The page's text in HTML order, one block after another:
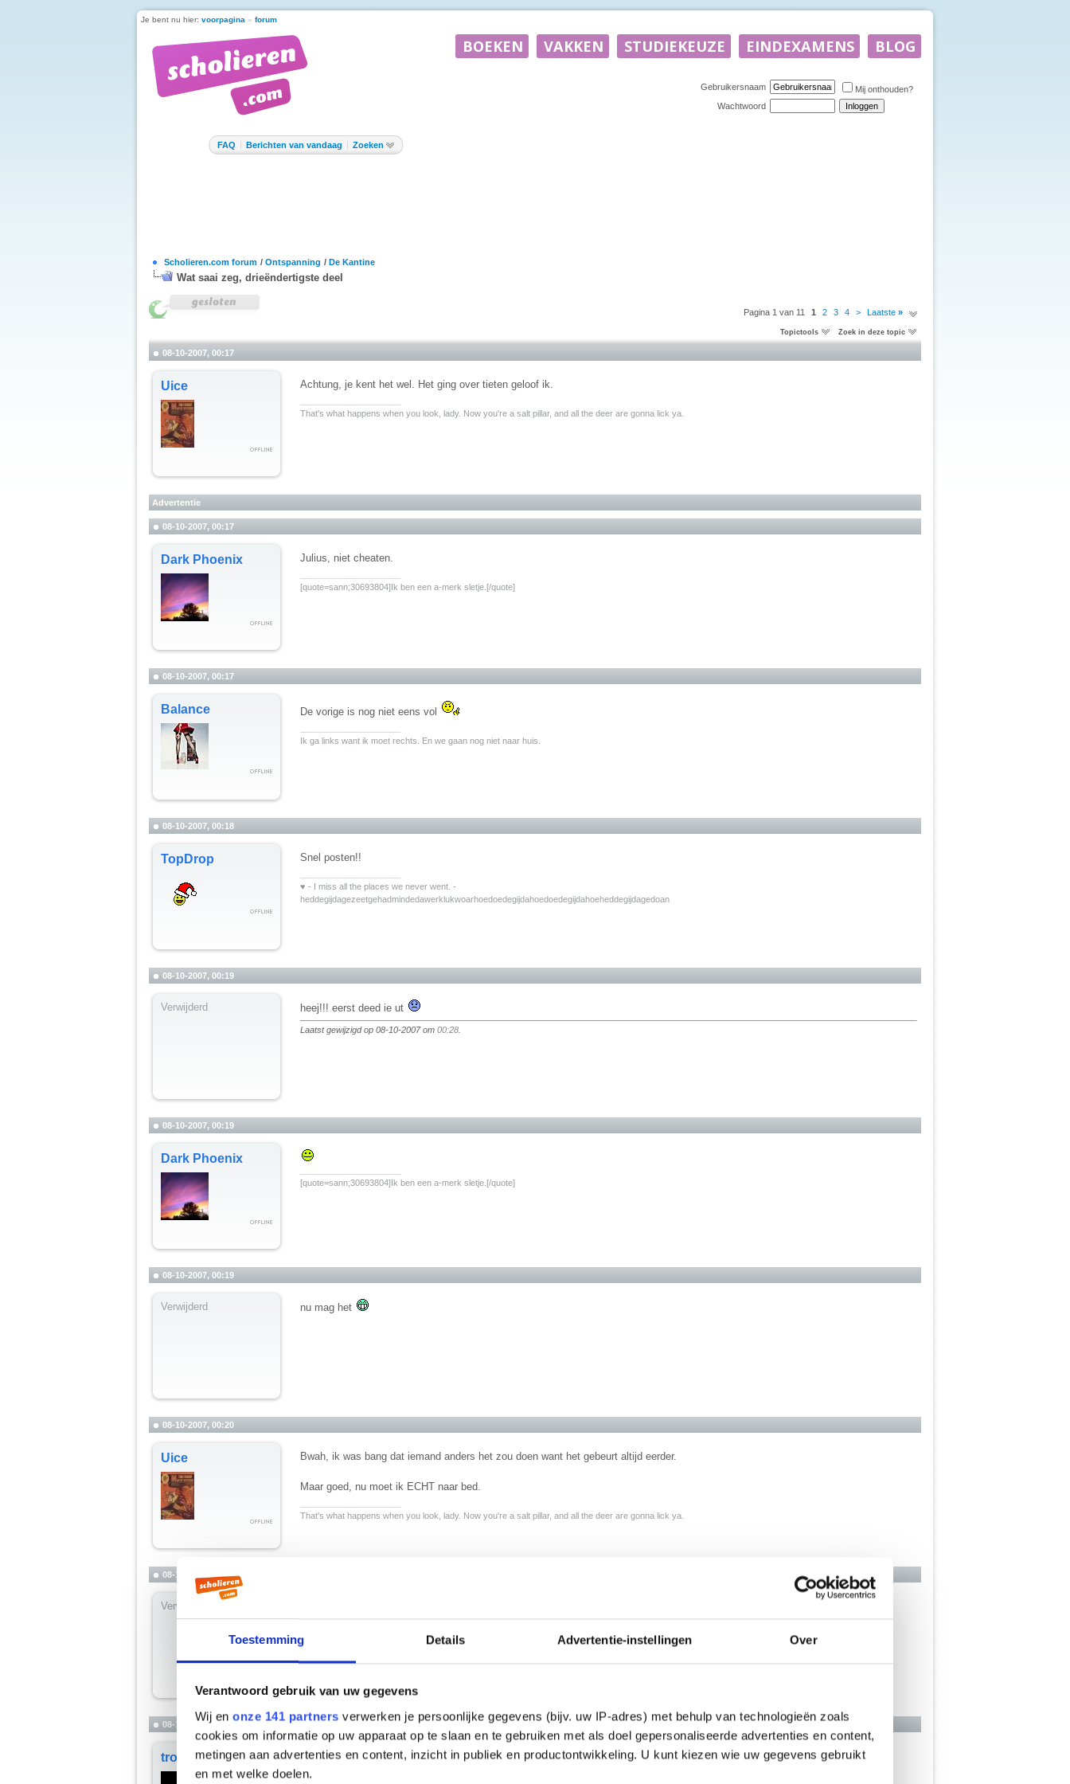
Toestemming Details Advertentie-instellingen Over
Verantwoord gebruik van uw gegevens
Wij en onze 141 partners verwerken je persoonlijke gegevens (bijv. uw IP-adres) met behulp van technologieën zoals
cookies om informatie op uw apparaat op te slaan en te gebruiken met als doel gepersonaliseerde advertenties en content,
metingen aan advertenties en content, inzicht in publiek en productontwikkeling. U kunt kiezen wie uw gegevens gebruikt
en met welke doelen.
Je bent nu hier: voorpagina » forum
Gebruikersnaam
Mij onthouden?
Wachtwoord
FAQ Berichten van vandaag Zoeken
Scholieren.com forum / Ontspanning / De Kantine
Wat saai zeg, drieëndertigste deel
Pagina 1 van 11 1 2 3 4 > Laatste »
Topictools Zoek in deze topic
08-10-2007, 00:17
Uice
Achtung, je kent het wel. Het ging over tieten geloof ik.
That's what happens when you look, lady. Now you're a salt pillar, and all the deer are gonna lick ya.
Advertentie
08-10-2007, 00:17
Dark Phoenix
Julius, niet cheaten.
[quote=sann;30693804]Ik ben een a-merk sletje.[/quote]
08-10-2007, 00:17
Balance
De vorige is nog niet eens vol
Ik ga links want ik moet rechts. En we gaan nog niet naar huis.
08-10-2007, 00:18
TopDrop
Snel posten!!
♥ - I miss all the places we never went. -
heddegijdagezeetgehadmindedawerklukwoarhoedoedegijdahoedoedegijdahoeheddegijdagedoan
08-10-2007, 00:19
Verwijderd heej!!! eerst deed ie ut
Laatst gewijzigd op 08-10-2007 om 00:28
08-10-2007, 00:19
Dark Phoenix
[quote=sann;30693804]Ik ben een a-merk sletje.[/quote]
08-10-2007, 00:19
Verwijderd nu mag het
08-10-2007, 00:20
Uice Bwah, ik was bang dat iemand anders het zou doen want het gebeurt altijd eerder.
Maar goed, nu moet ik ECHT naar bed.
That's what happens when you look, lady. Now you're a salt pillar, and all the deer are gonna lick ya.
08-10-2007, 00:21
Verwijderd
(maar toch stel ik me jou zo voor. geen idee waarom eigenlijk... sorry
)
08-10-2007, 00:22
trophus
Julius, heb je geen baardgroei?
Je deed letterlijk niets aan je uiterlijk voor de spiegel zei je nl.